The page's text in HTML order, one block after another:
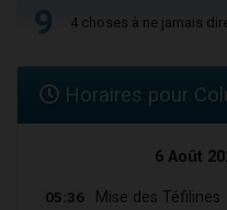
9 4 choses à ne jamais
Horaires pour
6 Août
05:36 Mise des Téfilines